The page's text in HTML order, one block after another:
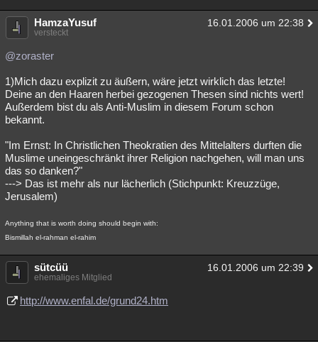
HamzaYusuf 16.01.2006 um 22:38
versteckt
@zoraster
1)Mich dazu explizit zu äußern, wäre jetzt wirklich das letzte!
Deine an den Haaren herbei gezogenen Thesen sind nichts wert!
Außerdem bist du als Anti-Muslim in diesem Forum schon
bekannt.
"Im Ernst: In Christlichen Theokratien des Mittelalters durften die
Muslime uneingeschränkt ihrer Religion nachgehen, will man uns
das so danken?"
---> Das ist mehr als nur lächerlich (Stichpunkt: Kreuzzüge,
Jerusalem)
Anything that is worth doing should begin with:
Bismillah el-rahman el-rahim
sütcüü 16.01.2006 um 22:39
ehemaliges Mitglied
http://www.enfal.de/grund24.htm